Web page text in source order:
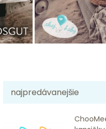
najpredávanejšie